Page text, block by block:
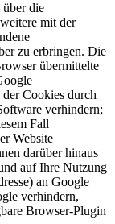
über die
mit der
zu erbringen. Die
übermittelte
Cookies durch
verhindern;
Fall
Website
darüber hinaus
auf Ihre Nutzung
an Google
verhindern,
Browser-Plugin